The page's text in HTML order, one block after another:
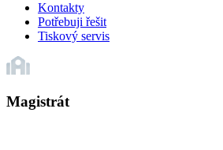
Kontakty
Potřebuji řešit
Tiskový servis
Magistrát